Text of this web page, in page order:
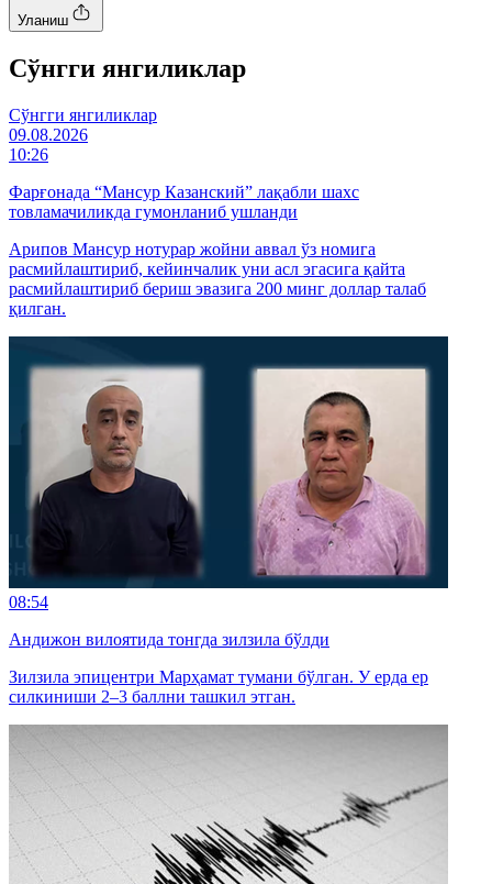
Уланиш
Cўнгги янгиликлар
Cўнгги янгиликлар
09.08.2026
10:26
Фарғонада “Мансур Казанский” лақабли шахс
товламачиликда гумонланиб ушланди
Арипов Мансур нотурар жойни аввал ўз номига
расмийлаштириб, кейинчалик уни асл эгасига қайта
расмийлаштириб бериш эвазига 200 минг доллар талаб
қилган.
08:54
Андижон вилоятида тонгда зилзила бўлди
Зилзила эпицентри Марҳамат тумани бўлган. У ерда ер
силкиниши 2–3 баллни ташкил этган.